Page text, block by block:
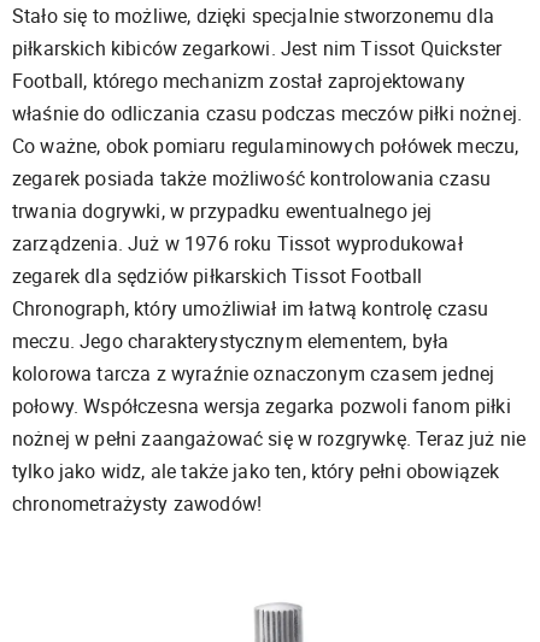
Stało się to możliwe, dzięki specjalnie stworzonemu dla
piłkarskich kibiców zegarkowi. Jest nim Tissot Quickster
Football, którego mechanizm został zaprojektowany
właśnie do odliczania czasu podczas meczów piłki nożnej.
Co ważne, obok pomiaru regulaminowych połówek meczu,
zegarek posiada także możliwość kontrolowania czasu
trwania dogrywki, w przypadku ewentualnego jej
zarządzenia. Już w 1976 roku Tissot wyprodukował
zegarek dla sędziów piłkarskich Tissot Football
Chronograph, który umożliwiał im łatwą kontrolę czasu
meczu. Jego charakterystycznym elementem, była
kolorowa tarcza z wyraźnie oznaczonym czasem jednej
połowy. Współczesna wersja zegarka pozwoli fanom piłki
nożnej w pełni zaangażować się w rozgrywkę. Teraz już nie
tylko jako widz, ale także jako ten, który pełni obowiązek
chronometrażysty zawodów!